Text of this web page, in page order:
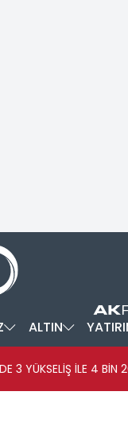
ALTIN
3 YÜKSELİŞ İLE 4 BİN